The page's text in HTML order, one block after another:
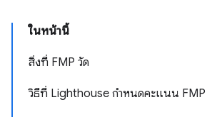
ในหน้านี้
สิ่งที่ FMP วัด
วิธีที่ Lighthouse กำหนดคะแนน FMP